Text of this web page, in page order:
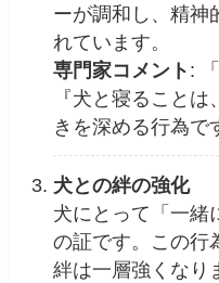
ーが調和し、精神
れています。
専門家コメント :
『犬と寝ること
きを深める行為で
犬との絆の強化
犬にとって「一緒
の証です。この行
絆は一層強くなり